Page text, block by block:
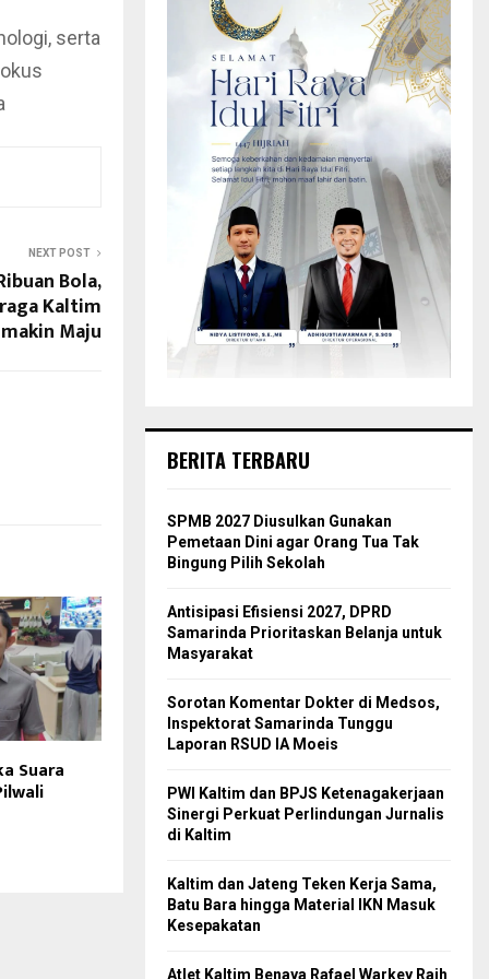
serta
NEXT POST
Bola,
Kaltim
Maju
Suara
BERITA TERBARU
SPMB 2027 Diusulkan Gunakan
Pemetaan Dini agar Orang Tua Tak
Bingung Pilih Sekolah
Antisipasi Efisiensi 2027, DPRD
Samarinda Prioritaskan Belanja untuk
Masyarakat
Sorotan Komentar Dokter di Medsos,
Inspektorat Samarinda Tunggu
Laporan RSUD IA Moeis
PWI Kaltim dan BPJS Ketenagakerjaan
Sinergi Perkuat Perlindungan Jurnalis
di Kaltim
Kaltim dan Jateng Teken Kerja Sama,
Batu Bara hingga Material IKN Masuk
Kesepakatan
Atlet Kaltim Benaya Rafael Warkey Raih